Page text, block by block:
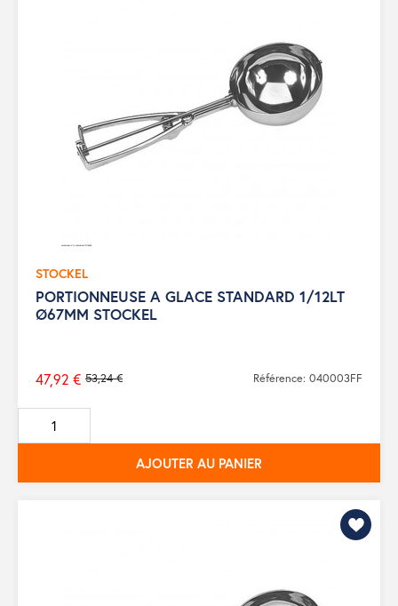
STOCKEL
PORTIONNEUSE A GLACE STANDARD 1/12LT
Ø67MM STOCKEL
Prix
de
base
53,24 €
47,92 € Référence: 040003FF
AJOUTER AU PANIER